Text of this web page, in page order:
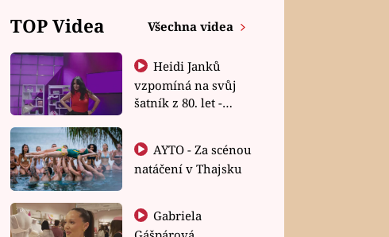
TOP Videa Všechna videa
Heidi Janků
vzpomíná na svůj
šatník z 80. let -
natáčení v Thajsku
Gabriela